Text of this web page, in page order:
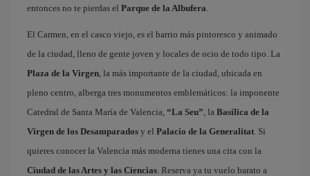
entonces no te pierdas el Parque de la Albufera.
El Carmen, en el casco viejo, es el barrio más pintoresco y animado
de la ciudad, lleno de gente joven y locales de ocio de todo tipo. La
Plaza de la Virgen, la más importante de la ciudad, ubicada en
pleno centro, alberga tres monumentos emblemáticos: la imponente
Catedral de Santa María de Valencia, “La Seu”, la Basílica de la
Virgen de los Desamparados y el Palacio de la Generalitat. Si
quieres conocer la Valencia más moderna tienes una cita con la
Ciudad de las Artes y las Ciencias. Reserva ya tu vuelo barato a